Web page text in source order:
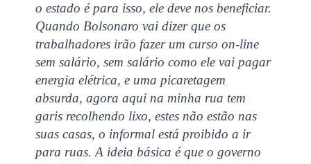
o estado é para isso, ele deve nos beneficiar.
Quando Bolsonaro vai dizer que os
trabalhadores irão fazer um curso on-line
sem salário, sem salário como ele vai pagar
energia elétrica, e uma picaretagem
absurda, agora aqui na minha rua tem
garis recolhendo lixo, estes não estão nas
suas casas, o informal está proibido a ir
para ruas. A ideia básica é que o governo